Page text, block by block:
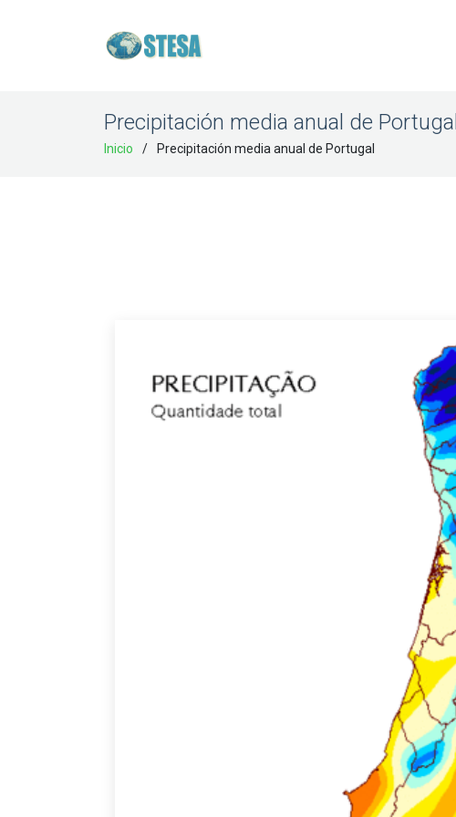
Precipitación media anual de Portugal
Inicio Precipitación media anual de Portugal